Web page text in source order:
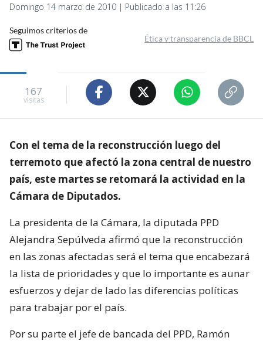
Domingo 14 marzo de 2010 | Publicado a las 11:26
Seguimos criterios de
Ética y transparencia de BBCL
167
visitas
Con el tema de la reconstrucción luego del
terremoto que afectó la zona central de nuestro
país, este martes se retomará la actividad en la
Cámara de Diputados.
La presidenta de la Cámara, la diputada PPD
Alejandra Sepúlveda afirmó que la reconstrucción
en las zonas afectadas será el tema que encabezará
la lista de prioridades y que lo importante es aunar
esfuerzos y dejar de lado las diferencias políticas
para trabajar por el país.
Por su parte el jefe de bancada del PPD, Ramón